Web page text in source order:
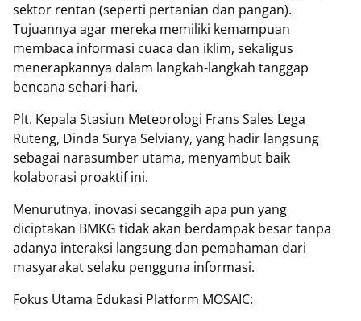
sektor rentan (seperti pertanian dan pangan).
Tujuannya agar mereka memiliki kemampuan
membaca informasi cuaca dan iklim, sekaligus
menerapkannya dalam langkah-langkah tanggap
bencana sehari-hari.
Plt. Kepala Stasiun Meteorologi Frans Sales Lega
Ruteng, Dinda Surya Selviany, yang hadir langsung
sebagai narasumber utama, menyambut baik
kolaborasi proaktif ini.
Menurutnya, inovasi secanggih apa pun yang
diciptakan BMKG tidak akan berdampak besar tanpa
adanya interaksi langsung dan pemahaman dari
masyarakat selaku pengguna informasi.
Fokus Utama Edukasi Platform MOSAIC: